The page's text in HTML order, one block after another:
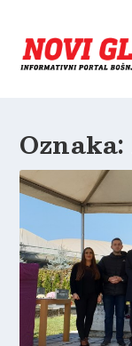
Oznaka: